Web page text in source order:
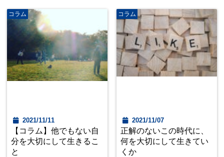
コラム
2021/11/11
【コラム】他でもない自
分を大切にして生きるこ
と
コラム
2021/11/07
正解のないこの時代に、
何を大切にして生きてい
くか